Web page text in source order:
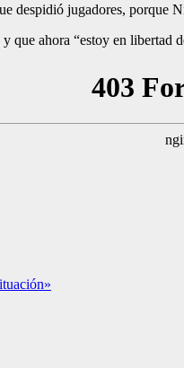
despidió jugadores, porque
ahora “estoy en libertad